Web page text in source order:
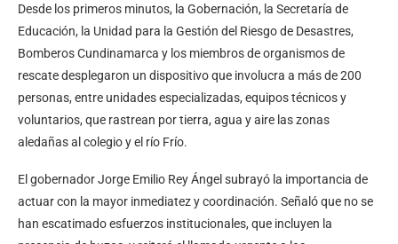
Desde los primeros minutos, la Gobernación, la Secretaría de
Educación, la Unidad para la Gestión del Riesgo de Desastres,
Bomberos Cundinamarca y los miembros de organismos de
rescate desplegaron un dispositivo que involucra a más de 200
personas, entre unidades especializadas, equipos técnicos y
voluntarios, que rastrean por tierra, agua y aire las zonas
aledañas al colegio y el río Frío.
El gobernador Jorge Emilio Rey Ángel subrayó la importancia de
actuar con la mayor inmediatez y coordinación. Señaló que no se
han escatimado esfuerzos institucionales, que incluyen la